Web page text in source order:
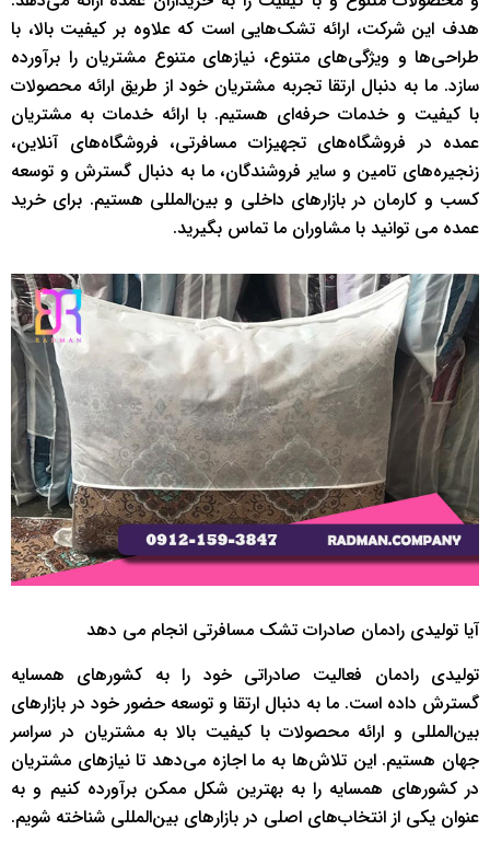
هدف این شرکت، ارائه تشک‌هایی است که علاوه بر کیفیت بالا، با
طراحی‌ها و ویژگی‌های متنوع، نیازهای متنوع مشتریان را برآورده
سازد. ما به دنبال ارتقا تجربه مشتریان خود از طریق ارائه محصولات
با کیفیت و خدمات حرفه‌ای هستیم. با ارائه خدمات به مشتریان
عمده در فروشگاه‌های تجهیزات مسافرتی، فروشگاه‌های آنلاین،
زنجیره‌های تامین و سایر فروشندگان، ما به دنبال گسترش و توسعه
کسب و کارمان در بازارهای داخلی و بین‌المللی هستیم. برای خرید
عمده می توانید با مشاوران ما تماس بگیرید.
آیا تولیدی رادمان صادرات تشک مسافرتی انجام می دهد
تولیدی رادمان فعالیت صادراتی خود را به کشورهای همسایه
گسترش داده است. ما به دنبال ارتقا و توسعه حضور خود در بازارهای
بین‌المللی و ارائه محصولات با کیفیت بالا به مشتریان در سراسر
جهان هستیم. این تلاش‌ها به ما اجازه می‌دهد تا نیازهای مشتریان
در کشورهای همسایه را به بهترین شکل ممکن برآورده کنیم و به
عنوان یکی از انتخاب‌های اصلی در بازارهای بین‌المللی شناخته شویم.